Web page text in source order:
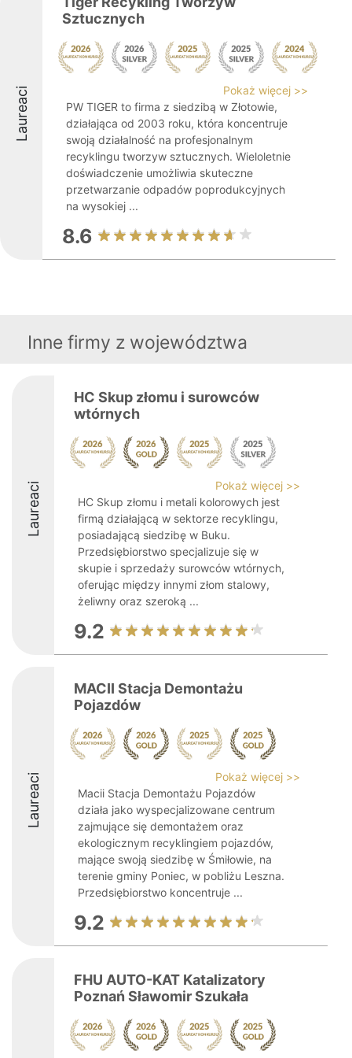
Laureaci
Sztucznych
Pokaż więcej >>
PW TIGER to firma z siedzibą w Złotowie,
działająca od 2003 roku, która koncentruje
swoją działalność na profesjonalnym
recyklingu tworzyw sztucznych. Wieloletnie
doświadczenie umożliwia skuteczne
przetwarzanie odpadów poprodukcyjnych
na wysokiej ...
8.6
Inne firmy z województwa
Laureaci
HC Skup złomu i surowców
wtórnych
Pokaż więcej >>
HC Skup złomu i metali kolorowych jest
firmą działającą w sektorze recyklingu,
posiadającą siedzibę w Buku.
Przedsiębiorstwo specjalizuje się w
skupie i sprzedaży surowców wtórnych,
oferując między innymi złom stalowy,
żeliwny oraz szeroką ...
9.2
Laureaci
MACII Stacja Demontażu
Pojazdów
Pokaż więcej >>
Macii Stacja Demontażu Pojazdów
działa jako wyspecjalizowane centrum
zajmujące się demontażem oraz
ekologicznym recyklingiem pojazdów,
mające swoją siedzibę w Śmiłowie, na
terenie gminy Poniec, w pobliżu Leszna.
Przedsiębiorstwo koncentruje ...
9.2
FHU AUTO-KAT Katalizatory
Poznań Sławomir Szukała